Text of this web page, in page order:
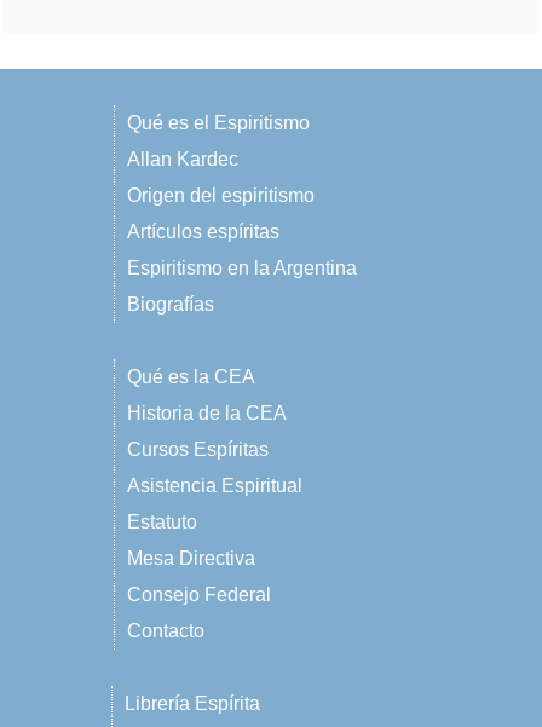
Qué es el Espiritismo
Allan Kardec
Origen del espiritismo
Artículos espíritas
Espiritismo en la Argentina
Biografías
Qué es la CEA
Historia de la CEA
Cursos Espíritas
Asistencia Espiritual
Estatuto
Mesa Directiva
Consejo Federal
Contacto
Librería Espírita